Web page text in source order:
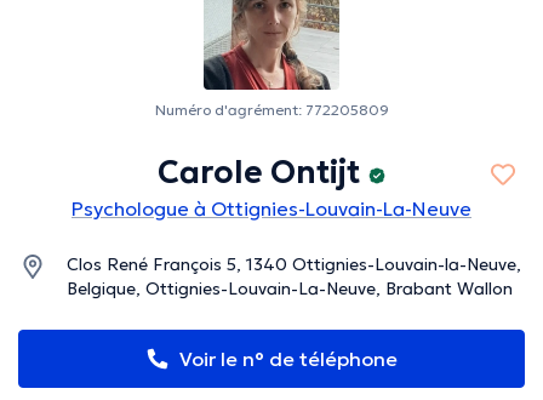
Numéro d'agrément: 772205809
Carole Ontijt
Psychologue à Ottignies-Louvain-La-Neuve
Clos René François 5, 1340 Ottignies-Louvain-la-Neuve,
Belgique, Ottignies-Louvain-La-Neuve, Brabant Wallon
Voir le n° de téléphone